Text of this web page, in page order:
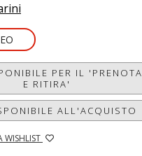
PER IL 'PRENOTA
E RITIRA'
ALL'ACQUISTO
WISHLIST